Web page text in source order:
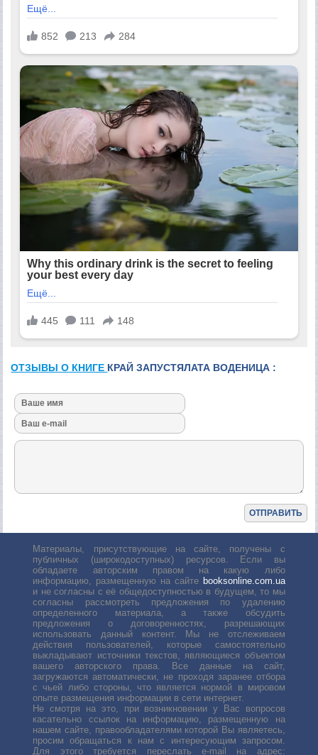
ОТЗЫВЫ О КНИГЕ КРАЙ ЗАПУСТЯЛАТА ВОДЕНИЦА :
Материалы, присутствующие на сайте, получены с
публичных (широкодоступных) ресурсов. Если вы
обладаете авторским правом на какую либо
информацию, размещенную на сайте booksonline.com.ua
и не согласны с её общедоступностью в будущем, то мы
согласны рассмотреть предложения по удалению
определенного материала, а также обсудить
предложения о договоренностях, разрешающих
использовать данный контент. Мы не отслеживаем
действия пользователей, которые самостоятельно
выкладывают источники текстов, являющиеся объектом
вашего авторского права. Все данные на сайт,
загружаются автоматически, не проходя заранее отбора
с чьей либо стороны, что является нормой в мировом
опыте размещения информации в сети интернет.
Не смотря на это, при возникновении у Вас вопросов
касательно ссылок на информацию, размещенную на
нашем сайте, правообладателями которой Вы являетесь,
просим обращаться к нам с интересующим запросом.
Для этого требуется переслать е-mail на адрес: